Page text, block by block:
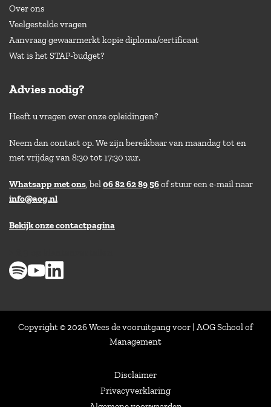
Over ons
Veelgestelde vragen
Aanvraag gewaarmerkt kopie diploma/certificaat
Wat is het STAP-budget?
Advies nodig?
Heeft u vragen over onze opleidingen?
Neem dan contact op. We zijn bereikbaar van maandag tot en
met vrijdag van 8:30 tot 17:30 uur.
Whatsapp met ons, bel06 82 62 89 56of stuur een e-mail naar
info@aog.nl
Bekijk onze contactpagina
Copyright © 2026 Wees de vooruitgang voor | AOG School of
Management
Disclaimer
Privacyverklaring